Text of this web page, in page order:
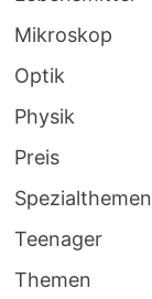
Mikroskop
Optik
Physik
Preis
Spezialthemen
Teenager
Themen